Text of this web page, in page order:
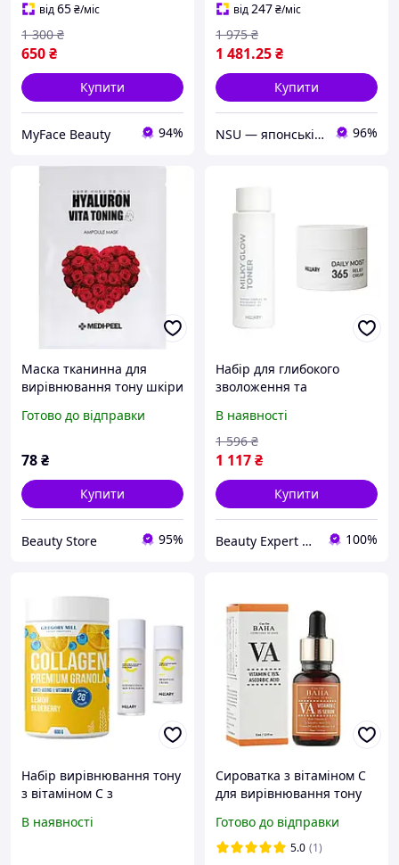
вирівнювання тону та
сяйва шкіри, Green
Technology
від65₴/міс
650₴
1 300 ₴
Купити
MyFace Beauty 94%
Treatment SPF50+ PA++++
від247₴/міс
1 481.25₴
1 975 ₴
Купити
NSU — японські біодобавки, косметика та товари для дому 96%
Маска тканинна для
вирівнювання тону шкіри
Hyaluron Vita Toning
Готово до відправки
78₴
Купити
Beauty Store 95%
Набір для глибокого
зволоження та
Hillary 365 Hydration &
Glow Set
В наявності
1 117₴
1 596 ₴
Купити
Beauty Expert — ваш експерт у світі здоров'я та краси 100%
Набір вирівнювання тону
з вітаміном С з
Hillary Vitamin C Radiance
В наявності
Сироватка з вітаміном C
для вирівнювання тону
15% Serum (VA) 30 мл
Готово до відправки
5.0 (1)